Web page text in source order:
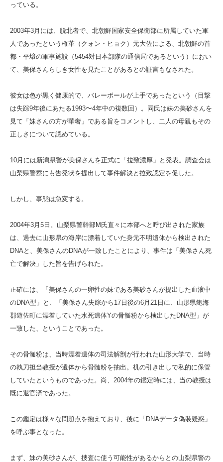
っている。
2003年3月には、脱北者で、北朝鮮国家安全保衛部に所属していた軍
人であったという権革（クォン・ヒョク）元大佐による、北朝鮮の首
都・平壌の軍事施設（5454対日本部隊の通信局であるという）におい
て、美保さんらしき女性を見たことがあるとの証言もなされた。
彼女は色が黒く健康的で、バレーボールが上手であったという（目撃
は失踪9年後にあたる1993〜4年中の複数回）。同氏は妹の美砂さんを
見て「妹さんの方が華奢」である旨をコメントし、二人の母親もその
正しさについて認めている。
10月には新潟県警が美保さんを正式に「拉致濃厚」と発表。調査会は
山梨県警察にも告発状を提出して事件解決と拉致認定を促した。
しかし、事態は急変する。
2004年3月5日。山梨県警幹部M氏直々に本部へと呼び出された家族
は、過去に山形県の海岸に漂着していた身元不明遺体から検出された
DNAと、美保さんのDNAが一致したことにより、事件は「美保さん死
亡で解決」した旨を告げられた。
正確には、「美保さんの一卵性の妹である美砂さんが提出した血液中
のDNA型」と、「美保さん失踪から17日後の6月21日に、山形県飽海
郡遊佐町に漂着していた水死遺体Yの骨髄粉から検出したDNA型」が
一致した、ということであった。
その骨髄粉は、当時漂着遺体の司法解剖が行われた山形大学で、当時
の執刀担当教授が遺体から骨髄粉を抽出。机の引き出しで私的に保管
していたというものであった。尚、2004年の鑑定時には、当の教授は
既に退官済であった。
この鑑定は様々な問題点を抱えており、後に「DNAデータ偽装疑惑」
を呼ぶ事となった。
まず、妹の美砂さんが、捜査に使う可能性があるからとの山梨県警の